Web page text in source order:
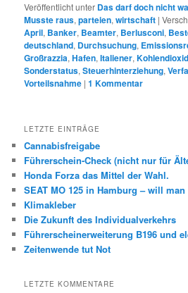
Veröffentlicht unter Das darf doch nicht
Musste raus,parteien,wirtschaft |
April, Banker, Beamter, Berlusconi,
deutschland, Durchsuchung,
Großrazzia,Hafen,Italiener,Kohlendioxid
Sonderstatus,Steuerhinterziehung,
Vorteilsnahme |1 Kommentar
LETZTE EINTRÄGE
Cannabisfreigabe
Führerschein-Check (nicht nur für
Honda Forza das Mittel der Wahl.
SEAT MO 125 in Hamburg – will
Klimakleber
Die Zukunft des Individualverkehrs
Führerscheinerweiterung B196 und
Zeitenwende tut Not
LETZTE KOMMENTARE